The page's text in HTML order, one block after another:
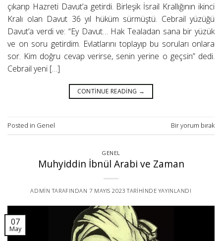
çıkarıp Hazreti Davut’a getirdi. Birleşik İsrail Krallığının ikinci
Kralı olan Davut 36 yıl hüküm sürmüştü. Cebrail yüzüğü
Davut’a verdi ve: “Ey Davut… Hak Tealadan sana bir yüzük
ve on soru getirdim. Evlatlarını toplayıp bu soruları onlara
sor. Kim doğru cevap verirse, senin yerine o geçsin” dedi.
Cebrail yeni […]
CONTINUE READING →
Posted in Genel Bir yorum bırak
GENEL
Muhyiddin İbnül Arabi ve Zaman
ADMIN TARAFINDAN 7 MAYIS 2023 TARIHINDE YAYINLANDI
07
May